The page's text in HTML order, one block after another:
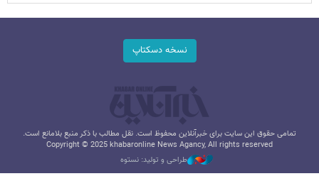
نسخه دسکتاپ
تمامی حقوق این سایت برای خبرآنلاین محفوظ است. نقل مطالب با ذکر منبع بلامانع است.
Copyright © 2025 khabaronline News Agancy, All rights reserved
طراحی و تولید: نستوه